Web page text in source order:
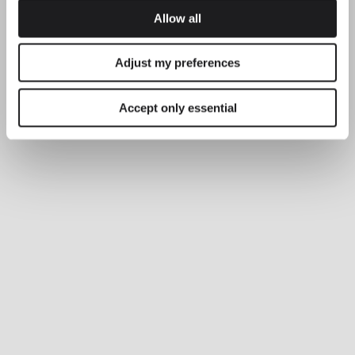
Allow all
Adjust my preferences
Accept only essential